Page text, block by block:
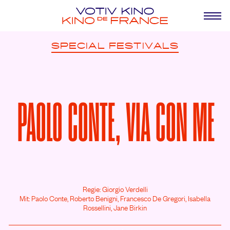
SPECIAL FESTIVALS
PAOLO CONTE, VIA CON ME
Regie: Giorgio Verdelli
Mit: Paolo Conte, Roberto Benigni, Francesco De Gregori, Isabella
Rossellini, Jane Birkin